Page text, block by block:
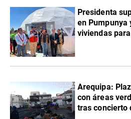
Presidenta
en Pumpunya
viviendas
Arequipa:
con áreas
tras concierto